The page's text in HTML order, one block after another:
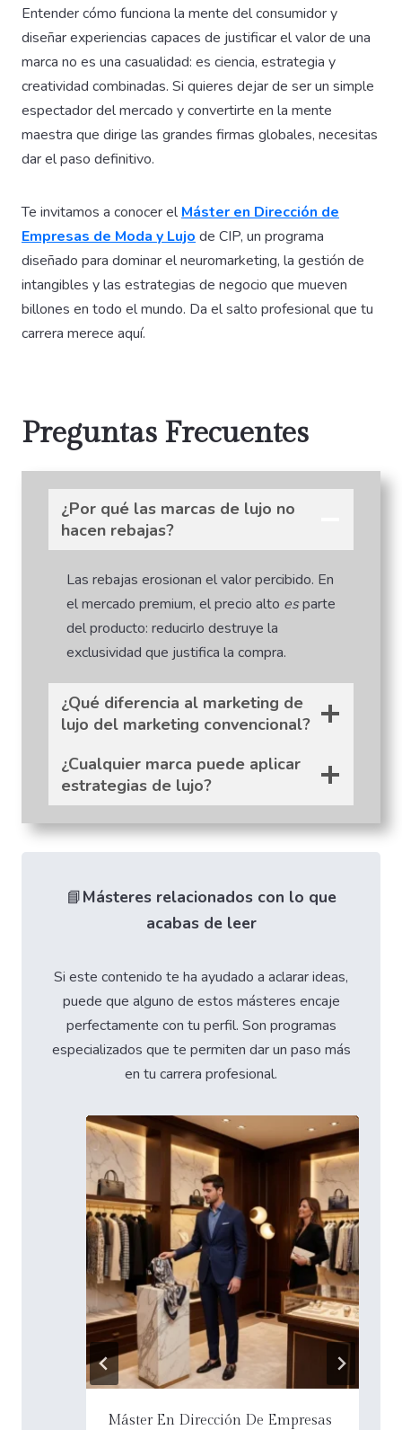
Entender cómo funciona la mente del consumidor y
diseñar experiencias capaces de justificar el valor de una
marca no es una casualidad: es ciencia, estrategia y
creatividad combinadas. Si quieres dejar de ser un simple
espectador del mercado y convertirte en la mente
maestra que dirige las grandes firmas globales, necesitas
dar el paso definitivo.
Te invitamos a conocer elMáster en Dirección de
Empresas de Moda y Lujo de CIP, un programa
diseñado para dominar el neuromarketing, la gestión de
intangibles y las estrategias de negocio que mueven
billones en todo el mundo. Da el salto profesional que tu
carrera merece aquí.
Preguntas Frecuentes
¿Por qué las marcas de lujo no
hacen rebajas?
Las rebajas erosionan el valor percibido. En
el mercado premium, el precio alto esparte
del producto: reducirlo destruye la
exclusividad que justifica la compra.
¿Qué diferencia al marketing de
lujo del marketing convencional?
¿Cualquier marca puede aplicar
estrategias de lujo?
📘Másteres relacionados con lo que
acabas de leer
Si este contenido te ha ayudado a aclarar ideas,
puede que alguno de estos másteres encaje
perfectamente con tu perfil. Son programas
especializados que te permiten dar un paso más
en tu carrera profesional.
Máster Universitario en